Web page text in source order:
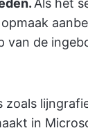
Als het
van de
zoals
in